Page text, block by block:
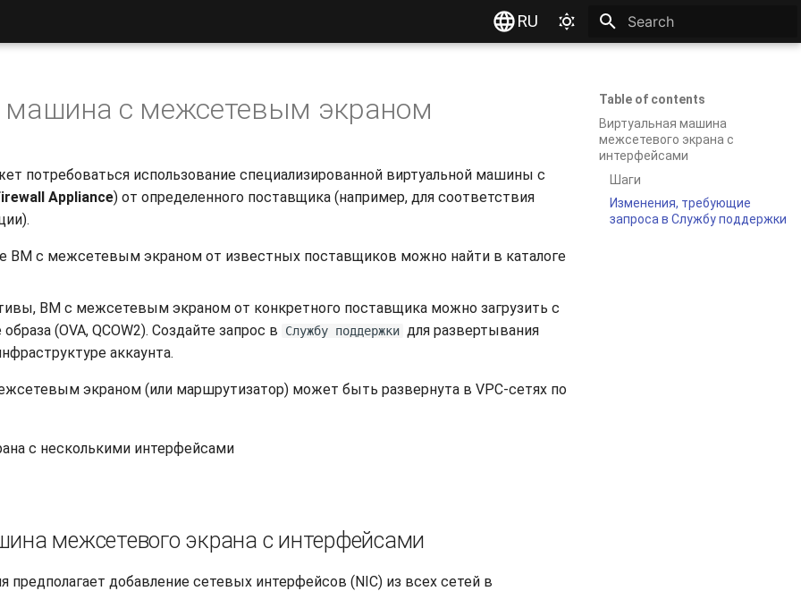
RU
Table of contents
Виртуальная машина
межсетевого экрана с
интерфейсами
Шаги
Изменения, требующие
запроса в Cлужбу поддержки
машина с межсетевым экраном
потребоваться использование специализированной виртуальной машины с
Appliance) от определенного поставщика (например, для соответствия
ВМ с межсетевым экраном от известных поставщиков можно найти в каталоге
ВМ с межсетевым экраном от конкретного поставщика можно загрузить с
(OVA, QCOW2). Создайте запрос в
Cлужбу поддержки для развертывания
аккаунта.
экраном (или маршрутизатор) может быть развернута в VPC-сетях по
с несколькими интерфейсами
межсетевого экрана с интерфейсами
предполагает добавление сетевых интерфейсов (NIC) из всех сетей в